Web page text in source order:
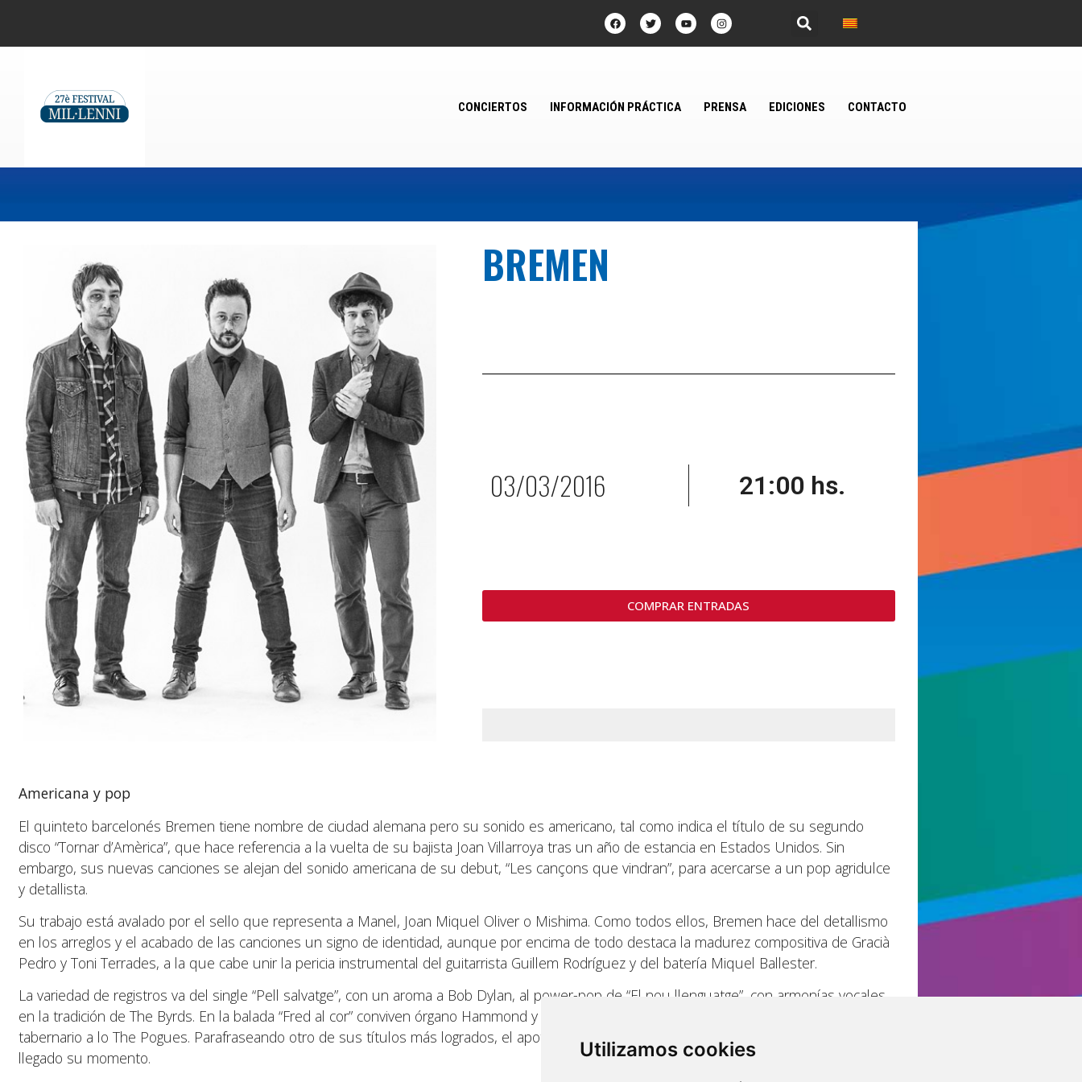
Utilizamos cookies
CONCIERTOS INFORMACIÓN PRÁCTICA PRENSA EDICIONES CONTACTO
BREMEN
03/03/2016 21:00 hs.
COMPRAR ENTRADAS
Americana y pop
El quinteto barcelonés Bremen tiene nombre de ciudad alemana pero su sonido es americano, tal como indica el título de su segundo
disco “Tornar d’Amèrica”, que hace referencia a la vuelta de su bajista Joan Villarroya tras un año de estancia en Estados Unidos. Sin
embargo, sus nuevas canciones se alejan del sonido americana de su debut, “Les cançons que vindran”, para acercarse a un pop agridulce
y detallista.
Su trabajo está avalado por el sello que representa a Manel, Joan Miquel Oliver o Mishima. Como todos ellos, Bremen hace del detallismo
en los arreglos y el acabado de las canciones un signo de identidad, aunque por encima de todo destaca la madurez compositiva de Gracià
Pedro y Toni Terrades, a la que cabe unir la pericia instrumental del guitarrista Guillem Rodríguez y del batería Miquel Ballester.
La variedad de registros va del single “Pell salvatge”, con un aroma a Bob Dylan, al power-pop de “El nou llenguatge”, con armonías vocales
en la tradición de The Byrds. En la balada “Fred al cor” conviven órgano Hammond y distorsión, mientras que “Marea alta” tiene un estilo
tabernario a lo The Pogues. Parafraseando otro de sus títulos más logrados, el apoteósico “El teu moment”, parece que realmente les ha
llegado su momento.